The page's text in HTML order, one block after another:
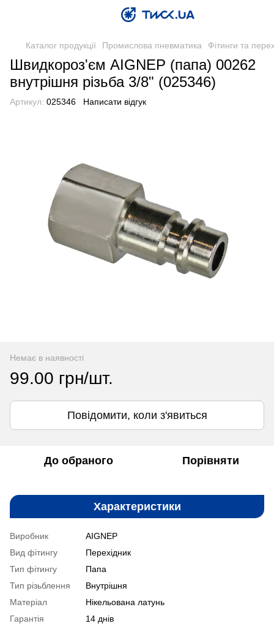
Каталог продукції Промислова пневматика Фітинги та
Швидкороз'єм AIGNEP (папа) 00262
внутрішня різьба 3/8" (025346)
Артикул: 025346 Написати відгук
Немає в наявності
99.00 грн/шт.
Повідомити, коли з'явиться
До обраного Порівняти
Характеристики
Виробник
AIGNEP
Вид фітингу
Перехідник
Тип фітингу
Папа
Тип різьблення
Внутрішня
Матеріал
Нікельована латунь
Гарантія
14 днів